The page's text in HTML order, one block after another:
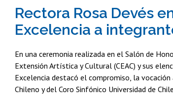
Rectora Rosa Devés
Excelencia a
En una ceremonia realizada en el Salón de
Extensión Artística y Cultural (CEAC) y sus
Excelencia destacó el compromiso, la
Chileno y del Coro Sinfónico Universidad de